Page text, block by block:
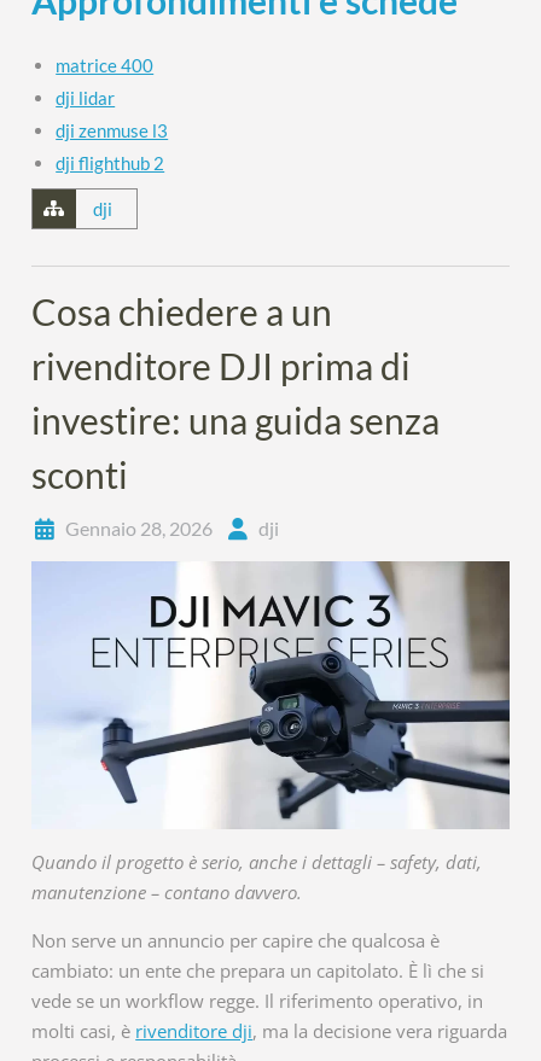
matrice 400
dji lidar
dji zenmuse l3
dji flighthub 2
dji
Cosa chiedere a un
rivenditore DJI prima di
investire: una guida senza
sconti
Gennaio 28, 2026 dji
Quando il progetto è serio, anche i dettagli – safety, dati,
manutenzione – contano davvero.
Non serve un annuncio per capire che qualcosa è
cambiato: un ente che prepara un capitolato. È lì che si
vede se un workflow regge. Il riferimento operativo, in
molti casi, è rivenditore dji, ma la decisione vera riguarda